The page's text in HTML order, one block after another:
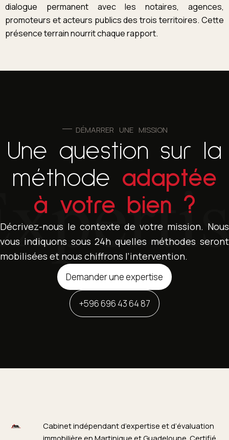
dialogue permanent avec les notaires, agences,
promoteurs et acteurs publics des trois territoires. Cette
présence terrain nourrit chaque rapport.
DÉMARRER UNE MISSION
Une question sur la
méthode adaptée
à votre bien ?
Décrivez-nous le contexte de votre mission. Nous
vous indiquons sous 24h quelles méthodes seront
mobilisées et nous chiffrons l’intervention.
Demander une expertise
+596 696 43 64 87
Cabinet indépendant d’expertise et d’évaluation